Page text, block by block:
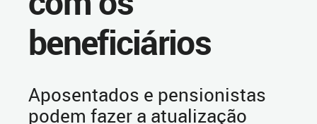
beneficiários
Aposentados e pensionistas
podem fazer a atualização